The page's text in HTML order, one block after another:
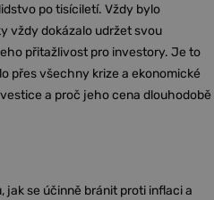
po tisíciletí. Vždy bylo
vždy dokázalo udržet svou
přitažlivost pro investory. Je to
přes všechny krize a ekonomické
a proč jeho cena dlouhodobě
jak se účinně bránit proti inflaci a